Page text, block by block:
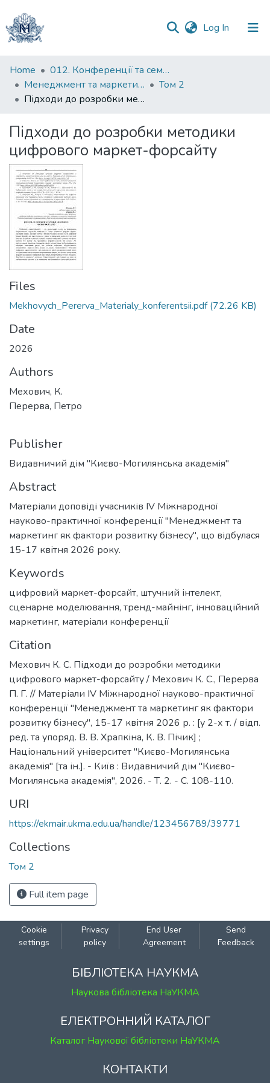
Log In (current)
Communities
&
Collections
Statistics
Home
012. Конференції та семінари НаУКМА
Менеджмент та маркетинг як фактори розвитку бізнесу : матеріали ІV Міжнародної науково-практичної конференції 15-17 квітня 2026 р.
Том 2
Підходи до розробки методики цифрового маркет-форсайту
Підходи до розробки методики
цифрового маркет-форсайту
Files
Mekhovych_Pererva_Materialy_konferentsii.pdf(72.26 KB)
Date
2026
Authors
Мехович, К.
Перерва, Петро
Publisher
Видавничий дім "Києво-Могилянська академія"
Abstract
Матеріали доповіді учасників IV Міжнародної
науково-практичної конференції "Менеджмент та
маркетинг як фактори розвитку бізнесу", що відбулася
15-17 квітня 2026 року.
Keywords
цифровий маркет-форсайт, штучний інтелект,
сценарне моделювання, тренд-майнінг, інноваційний
маркетинг, матеріали конференції
Citation
Мехович К. С. Підходи до розробки методики
цифрового маркет-форсайту / Мехович К. С., Перерва
П. Г. // Матеріали ІV Міжнародної науково-практичної
конференції "Менеджмент та маркетинг як фактори
розвитку бізнесу", 15-17 квітня 2026 р. : [у 2-х т. / відп.
ред. та упоряд. В. В. Храпкіна, К. В. Пічик] ;
Національний університет "Києво-Могилянська
академія" [та ін.]. - Київ : Видавничий дім "Києво-
Могилянська академія", 2026. - Т. 2. - С. 108-110.
URI
https://ekmair.ukma.edu.ua/handle/123456789/39771
Collections
Том 2
Full item page
Cookie
settings
Privacy
policy
End User
Agreement
Send
Feedback
БІБЛІОТЕКА НАУКМА
Наукова бібліотека НаУКМА
ЕЛЕКТРОННИЙ КАТАЛОГ
Каталог Наукової бібліотеки НаУКМА
КОНТАКТИ